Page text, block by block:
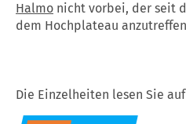
Halmo nicht vorbei, der seit
dem Hochplateau
Die Einzelheiten lesen Sie auf